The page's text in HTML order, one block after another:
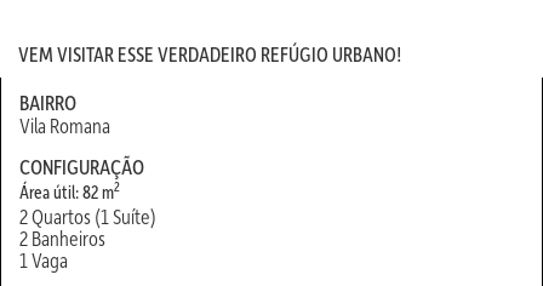
VEM VISITAR ESSE VERDADEIRO REFÚGIO URBANO!
BAIRRO
Vila Romana
CONFIGURAÇÃO
Área útil: 82 m2
2 Quartos (1 Suíte)
2 Banheiros
1 Vaga